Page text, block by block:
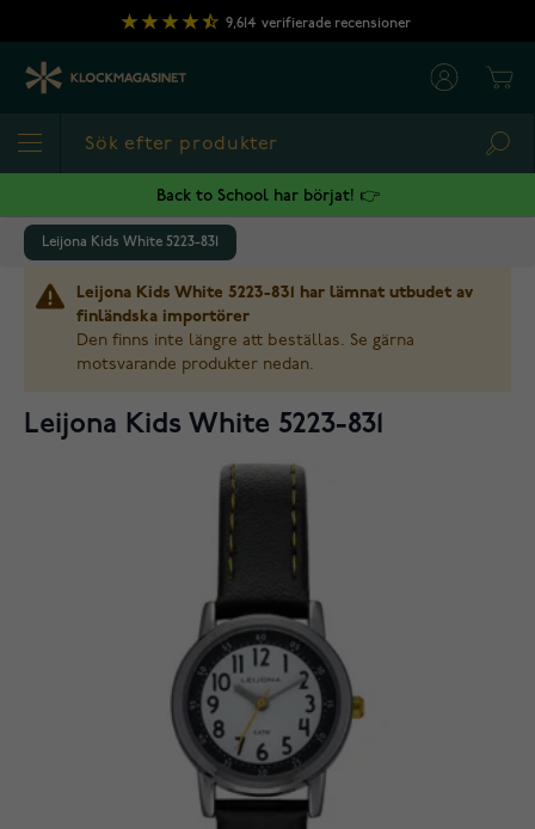
Hoppa till innehållet
9,614 verifierade recensioner
Back to School har börjat! 👉
Leijona Kids White 5223-831
Leijona Kids White 5223-831 har lämnat utbudet av
finländska importörer
Den finns inte längre att beställas. Se gärna
motsvarande produkter nedan.
Leijona Kids White 5223-831